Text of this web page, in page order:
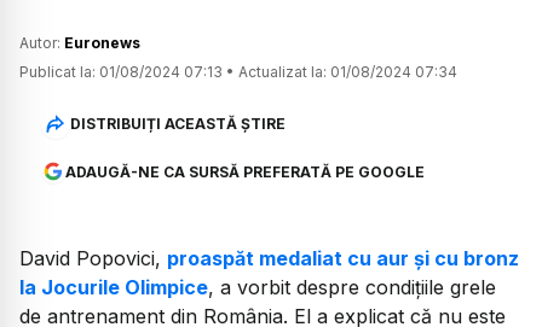
Autor: Euronews
Publicat la: 01/08/2024 07:13 • Actualizat la: 01/08/2024 07:34
DISTRIBUIȚI ACEASTĂ ȘTIRE
ADAUGĂ-NE CA SURSĂ PREFERATĂ PE GOOGLE
David Popovici, proaspăt medaliat cu aur și cu bronz
la Jocurile Olimpice, a vorbit despre condițiile grele
de antrenament din România. El a explicat că nu este